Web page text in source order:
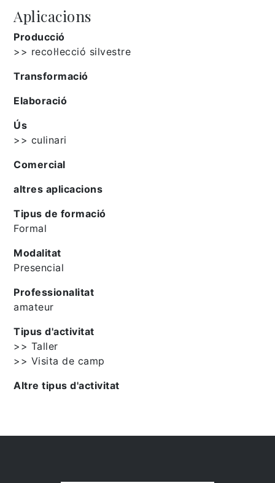
Aplicacions
Producció
>> recol·lecció silvestre
Transformació
Elaboració
Ús
>> culinari
Comercial
altres aplicacions
Tipus de formació
Formal
Modalitat
Presencial
Professionalitat
amateur
Tipus d'activitat
>> Taller
>> Visita de camp
Altre tipus d'activitat